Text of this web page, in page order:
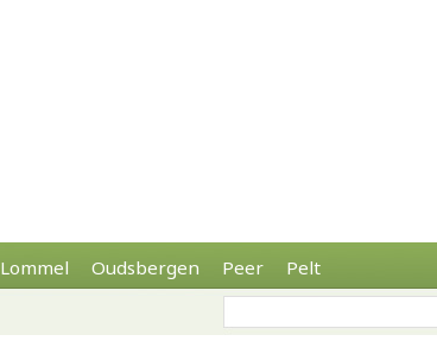
Lommel Oudsbergen Peer Pelt